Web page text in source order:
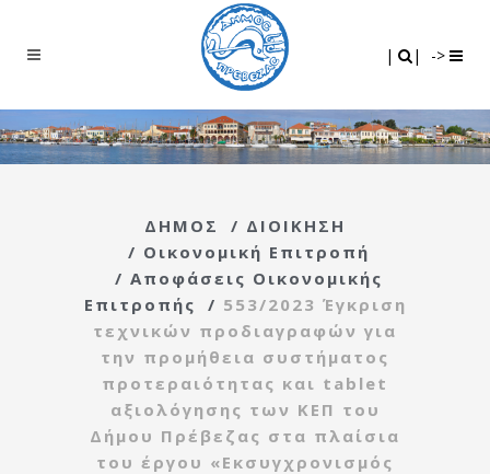
| | ->
ΔΗΜΟΣ / ΔΙΟΙΚΗΣΗ
/ Οικονομική Επιτροπή
/ Αποφάσεις Οικονομικής
Επιτροπής
/ 553/2023 Έγκριση
τεχνικών προδιαγραφών για
την προμήθεια συστήματος
προτεραιότητας και tablet
αξιολόγησης των ΚΕΠ του
Δήμου Πρέβεζας στα πλαίσια
του έργου «Εκσυγχρονισμός